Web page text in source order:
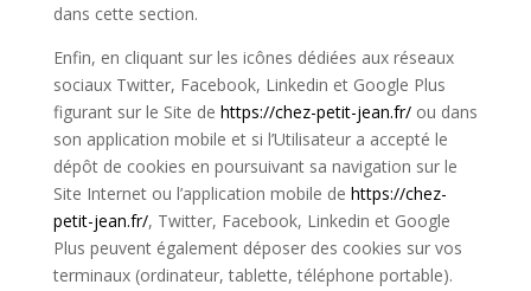
dans cette section.
Enfin, en cliquant sur les icônes dédiées aux réseaux
sociaux Twitter, Facebook, Linkedin et Google Plus
figurant sur le Site de https://chez-petit-jean.fr/ou dans
son application mobile et si l’Utilisateur a accepté le
dépôt de cookies en poursuivant sa navigation sur le
Site Internet ou l’application mobile de https://chez-
petit-jean.fr/, Twitter, Facebook, Linkedin et Google
Plus peuvent également déposer des cookies sur vos
terminaux (ordinateur, tablette, téléphone portable).